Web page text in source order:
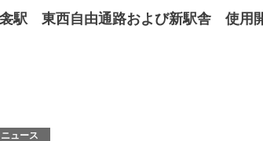
駅 東西自由通路および新駅舎 使用
ニュース